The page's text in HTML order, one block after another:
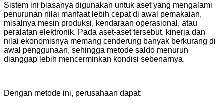
Sistem ini biasanya digunakan untuk aset yang mengalami
penurunan nilai manfaat lebih cepat di awal pemakaian,
misalnya mesin produksi, kendaraan operasional, atau
peralatan elektronik. Pada aset-aset tersebut, kinerja dan
nilai ekonomisnya memang cenderung banyak berkurang di
awal penggunaan, sehingga metode saldo menurun
dianggap lebih mencerminkan kondisi sebenarnya.
Dengan metode ini, perusahaan dapat: